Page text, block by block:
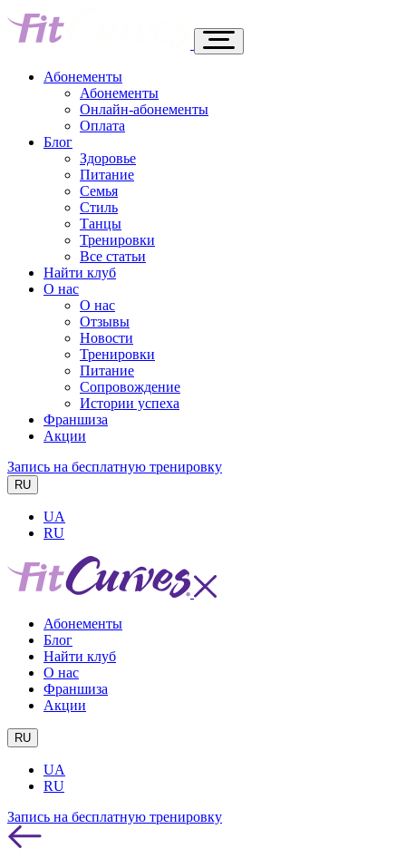
Абонементы
Абонементы
Онлайн-абонементы
Оплата
Блог
Здоровье
Питание
Семья
Стиль
Танцы
Тренировки
Все статьи
Найти клуб
О нас
О нас
Отзывы
Новости
Тренировки
Питание
Сопровождение
Истории успеха
Франшиза
Акции
Запись на бесплатную тренировку
RU
UA
RU
Абонементы
Блог
Найти клуб
О нас
Франшиза
Акции
RU
UA
RU
Запись на бесплатную тренировку